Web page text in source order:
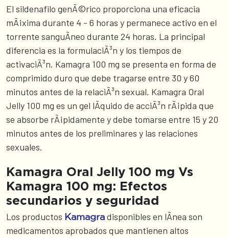
El sildenafilo genÃ©rico proporciona una eficacia
mÃ¡xima durante 4 - 6 horas y permanece activo en el
torrente sanguÃ­neo durante 24 horas. La principal
diferencia es la formulaciÃ³n y los tiempos de
activaciÃ³n. Kamagra 100 mg se presenta en forma de
comprimido duro que debe tragarse entre 30 y 60
minutos antes de la relaciÃ³n sexual. Kamagra Oral
Jelly 100 mg es un gel lÃ­quido de acciÃ³n rÃ¡pida que
se absorbe rÃ¡pidamente y debe tomarse entre 15 y 20
minutos antes de los preliminares y las relaciones
sexuales.
Kamagra Oral Jelly 100 mg Vs
Kamagra 100 mg: Efectos
secundarios y seguridad
Los productos Kamagra disponibles en lÃ­nea son
medicamentos aprobados que mantienen altos